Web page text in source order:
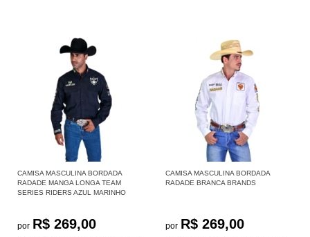
CAMISA MASCULINA BORDADA
RADADE MANGA LONGA TEAM
SERIES RIDERS AZUL MARINHO
por R$ 269,00
CAMISA MASCULINA BORDADA
RADADE BRANCA BRANDS
por R$ 269,00